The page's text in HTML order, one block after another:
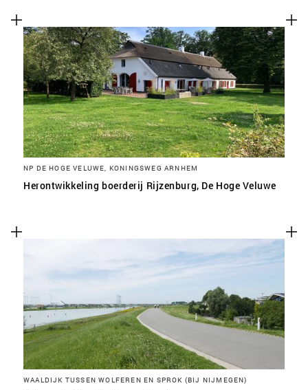
NP DE HOGE VELUWE, KONINGSWEG ARNHEM
Herontwikkeling boerderij Rijzenburg, De Hoge Veluwe
WAALDIJK TUSSEN WOLFEREN EN SPROK (BIJ NIJMEGEN)